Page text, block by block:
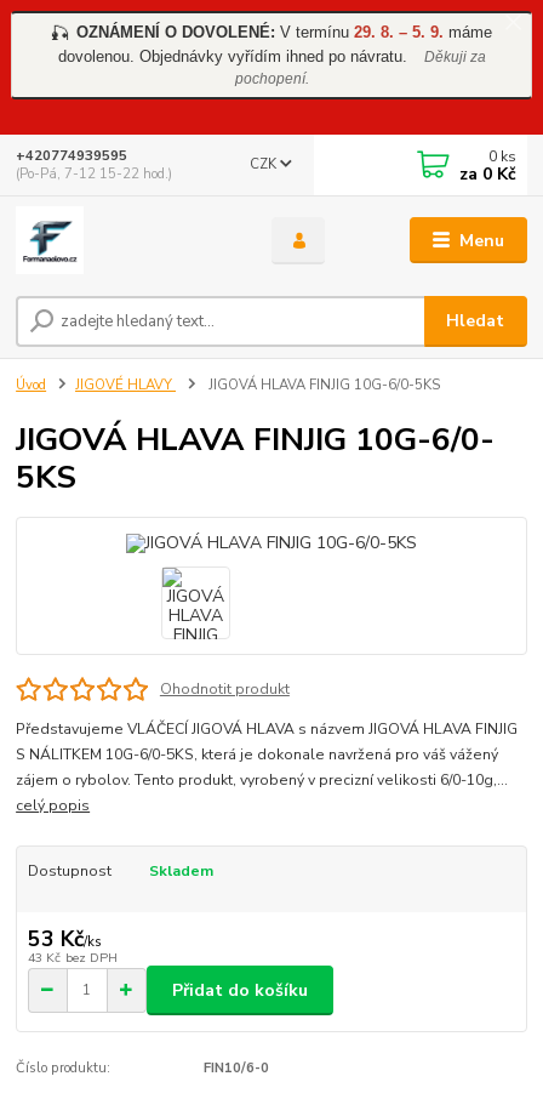
🎣 OZNÁMENÍ O DOVOLENÉ: V termínu 29. 8. – 5. 9. máme
dovolenou. Objednávky vyřídím ihned po návratu.
Děkuji za
pochopení.
Menu
CZK
Hledat
+420774939595
(Po-Pá, 7-12 15-22 hod.)
0 ks
za 0 Kč
Úvod JIGOVÉ HLAVY JIGOVÁ HLAVA FINJIG 10G-6/0-5KS
JIGOVÁ HLAVA FINJIG 10G-6/0-
5KS
Ohodnotit produkt
Představujeme VLÁČECÍ JIGOVÁ HLAVA s názvem JIGOVÁ HLAVA FINJIG
S NÁLITKEM 10G-6/0-5KS, která je dokonale navržená pro váš vážený
zájem o rybolov. Tento produkt, vyrobený v precizní velikosti 6/0-10g,...
celý popis
Dostupnost Skladem
53 Kč/ks
43 Kč bez DPH
Přidat do košíku
Číslo produktu: FIN10/6-0